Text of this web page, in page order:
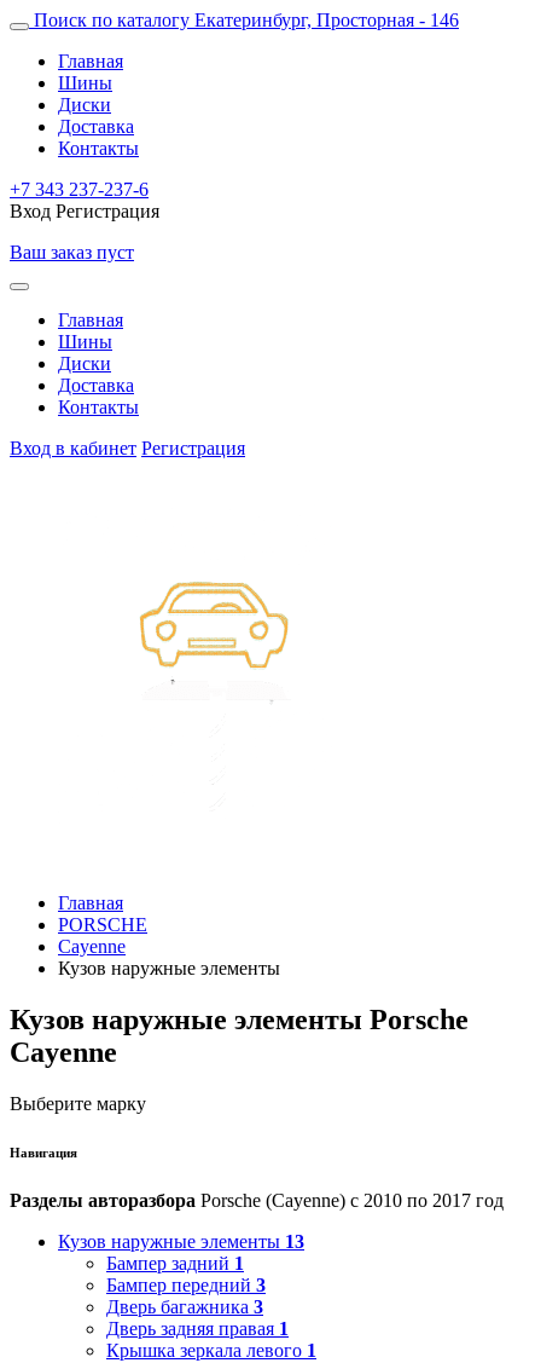
Поиск по каталогу Екатеринбург, Просторная - 146
Главная
Шины
Диски
Доставка
Контакты
+7 343 237-237-6
Вход Регистрация
Ваш заказ пуст
Главная
Шины
Диски
Доставка
Контакты
Вход в кабинет Регистрация
Главная
PORSCHE
Cayenne
Кузов наружные элементы
Кузов наружные элементы Porsche
Cayenne
Выберите марку
Навигация
Разделы авторазбора Porsche (Cayenne) с 2010 по 2017 год
Кузов наружные элементы 13
Бампер задний 1
Бампер передний 3
Дверь багажника 3
Дверь задняя правая 1
Крышка зеркала левого 1